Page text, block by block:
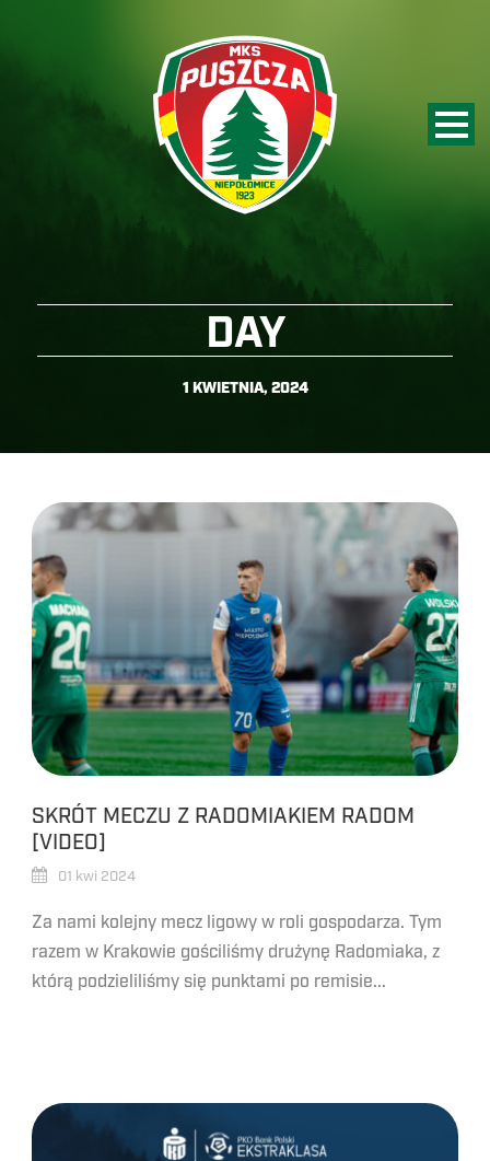
DAY
1 KWIETNIA, 2024
SKRÓT MECZU Z RADOMIAKIEM RADOM
[VIDEO]
01 kwi 2024
Za nami kolejny mecz ligowy w roli gospodarza. Tym
razem w Krakowie gościliśmy drużynę Radomiaka, z
którą podzieliliśmy się punktami po remisie...